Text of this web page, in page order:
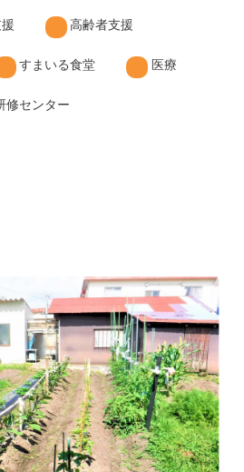
高齢者支援
すまいる食堂 医療
修センター